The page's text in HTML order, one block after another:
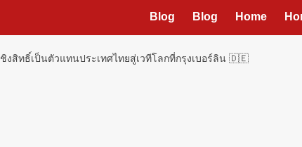
Blog Blog Home
งสิทธิ์เป็นตัวแทนประเทศไทยสู่เวทีโลกที่กรุงเบอร์ลิน 🇩🇪